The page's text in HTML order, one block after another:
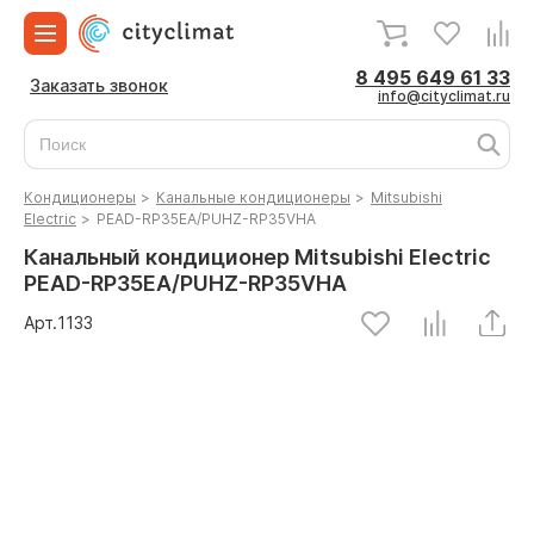
Заказать звонок 8 495 649 61 33
info@cityclimat.ru
Кондиционеры > Канальные кондиционеры > Mitsubishi
Electric > PEAD-RP35EA/PUHZ-RP35VHA
Канальный кондиционер Mitsubishi Electric
PEAD-RP35EA/PUHZ-RP35VHA
Арт.1133